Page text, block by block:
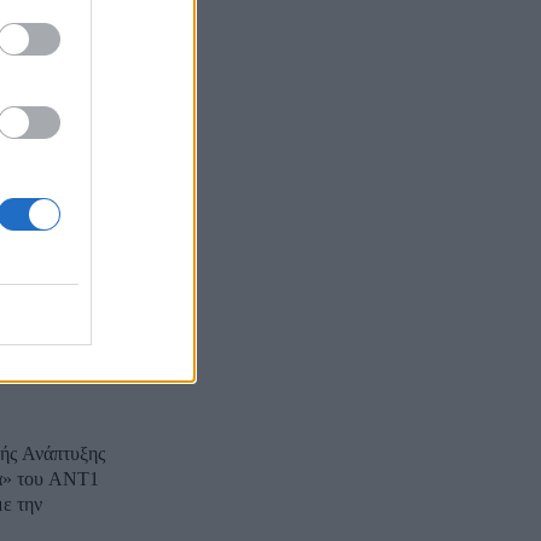
«Η
του...
και
Ανάπτυξης
την